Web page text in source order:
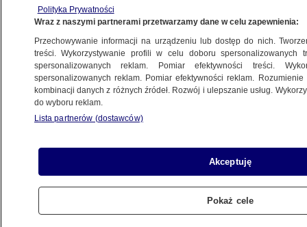
z 2008 roku
ZE ŚWIATA
W kogo uderzy nowy podatek
DLA FIRM
"W pewnym momencie będziemy
musieli podnieść te stopy. To nie jest
normalny poziom"
Polityka Prywatności
Wraz z naszymi partnerami przetwarzamy dane w celu zapewnienia:
Przechowywanie informacji na urządzeniu lub dostęp do nich.
treści. Wykorzystywanie profili w celu doboru spersonalizowanych
spersonalizowanych reklam. Pomiar efektywności treści.
spersonalizowanych reklam. Pomiar efektywności reklam.
kombinacji danych z różnych źródeł. Rozwój i ulepszanie usług.
do wyboru reklam.
Lista partnerów (dostawców)
Akceptuję
Pokaż cele